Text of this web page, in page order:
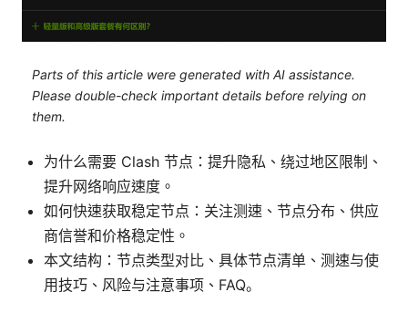
Parts of this article were generated with AI assistance.
Please double-check important details before relying on
them.
为什么需要 Clash 节点：提升隐私、绕过地区限制、
提升网络响应速度。
如何快速获取稳定节点：关注测速、节点分布、供应
商信誉和价格稳定性。
本文结构：节点类型对比、具体节点清单、测速与使
用技巧、风险与注意事项、FAQ。